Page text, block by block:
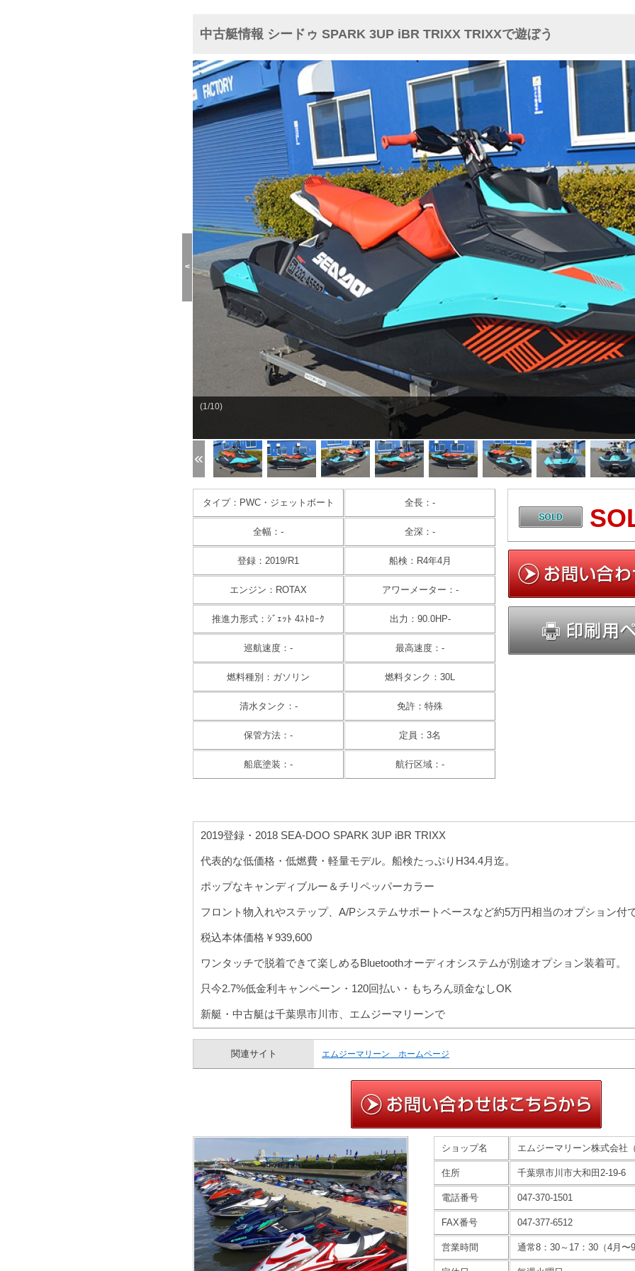
中古艇情報 シードゥ SPARK 3UP iBR TRIXX TRIXXで遊ぼう
<
(1/10)
タイプ：PWC・ジェットボート 全長：-
全幅：- 全深：-
登録：2019/R1 船検：R4年4月
エンジン：ROTAX アワーメーター：-
推進力形式：ｼﾞｪｯﾄ 4ｽﾄﾛｰｸ 出力：90.0HP-
巡航速度：- 最高速度：-
燃料種別：ガソリン 燃料タンク：30L
清水タンク：- 免許：特殊
保管方法：- 定員：3名
船底塗装：- 航行区域：-
2019登録・2018 SEA-DOO SPARK 3UP iBR TRIXX
代表的な低価格・低燃費・軽量モデル。船検たっぷりH34.4月迄。
ポップなキャンディブルー＆チリペッパーカラー
フロント物入れやステップ、A/Pシステムサポートベースなど約5万円相当のオプション付
税込本体価格￥939,600
ワンタッチで脱着できて楽しめるBluetoothオーディオシステムが別途オプション装着可。
只今2.7%低金利キャンペーン・120回払い・もちろん頭金なしOK
新艇・中古艇は千葉県市川市、エムジーマリーンで
関連サイト エムジーマリーン ホームページ
ショップ名 エムジーマリーン株式会社
住所 千葉県市川市大和田2-19-6
電話番号 047-370-1501
FAX番号 047-377-6512
営業時間 通常8：30～17：30（4月